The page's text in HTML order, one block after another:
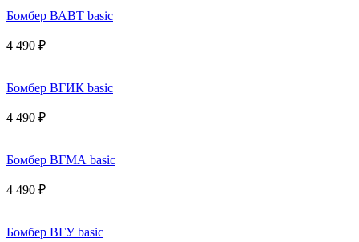
Бомбер ВАВТ basic
4 490 ₽
Бомбер ВГИК basic
4 490 ₽
Бомбер ВГМА basic
4 490 ₽
Бомбер ВГУ basic